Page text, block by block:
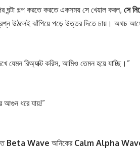
ঘন্টা গল্প করতে করতে একসময় সে খেয়াল করল, সে
উঠলেই ঝাঁপিয়ে পড়ে উত্তর দিতে চায়। অথচ
রিঅ্যাক্ট করিস, আমিও তেমন হয়ে যাচ্ছি।”
আগুন ধরে যায়!”
Beta Wave অনিকের Calm Alpha